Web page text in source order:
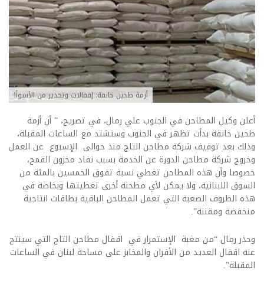
أزمة طحين خانقة: إقفالات وتحذير من الأسوأ!
أعلن وكيل المطاحن في الجنوب علي رمال، في تصريح، ” أن أزمة
طحين خانقة بدأت تظهر في الجنوب وستشتد مع الساعات المقبلة،
وذلك بعد توقيف شركة مطاحن التاج منذ حوالى الإسبوع عن العمل
وخروج شركة مطاحن الدورة عن الخدمة بسبب نفاد مخزون القمح،
خصوصا وأن هذه المطاحن تغطي نسبة تفوق الخمسين بالمئة من
السوق اللبنانية، ولا يمكن لأي مطحنة أخرى تغطيتها وبخاصة في
هذه الظروف الصعبة التي تعمل المطاحن الباقية بطاقات انتاجية
منخفضة ومقننة”.
وحذر رمال “من مغبة الإستمرار في اقفال مطاحن التاج التي سينتج
عنه اقفال العديد من الأفران والمخابز على مساحة لبنان في الساعات
المقبلة”.